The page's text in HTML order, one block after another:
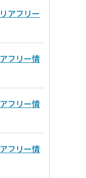
アフリー
フリー情
フリー情
フリー情